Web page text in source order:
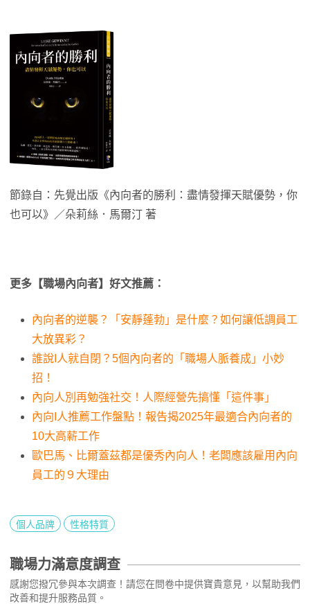
節錄自：先覺出版《內向者的勝利：盡情發揮天賦優勢，你
也可以》／朵莉絲．馬爾汀 著
更多【職場內向者】好文推薦：
內向者的逆襲？「安靜蓬勃」是什麼？如何讓低調員工
大放異彩？
誰說I人就自閉？5個內向者的「職場人脈養成」小妙
招！
內向人別再勉強社交！人際經營先搞懂「這件事」
內向I人推薦工作盤點！報告揭2025年最適合內向者的
10大高薪工作
歐巴馬、比爾蓋茲都是優秀內向人！老闆應該雇用內向
員工的９大理由
個人品牌 性格特質
職場力滿意度調查
感謝您撥冗參與本次調查！請您在問卷中提供寶貴意見，以幫助我們
改善和提升服務品質。